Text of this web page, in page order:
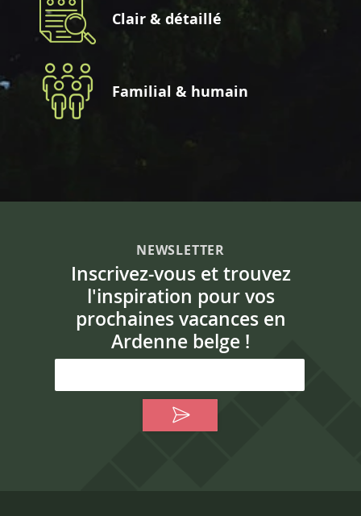
Clair & détaillé
Familial & humain
NEWSLETTER
Inscrivez-vous et trouvez
l'inspiration pour vos
prochaines vacances en
Ardenne belge !